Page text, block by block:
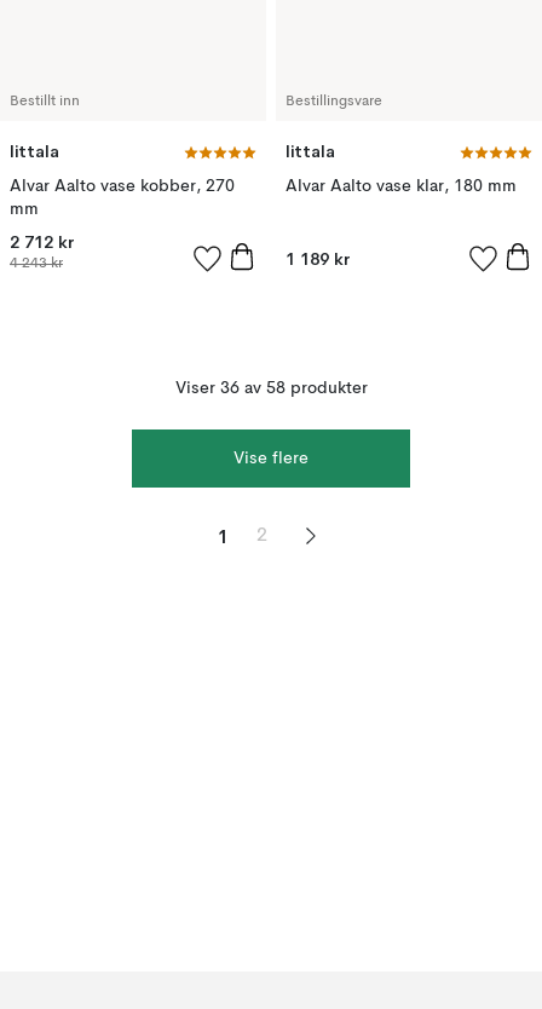
Bestillt inn
Iittala
Alvar Aalto vase kobber, 270
mm
2 712 kr
4 243 kr
Bestillingsvare
Iittala
Alvar Aalto vase klar, 180 mm
1 189 kr
Viser 36 av 58 produkter
Vise flere
1 2